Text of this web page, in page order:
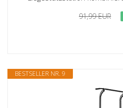
91,99 EUR
BESTSELLER NR. 9